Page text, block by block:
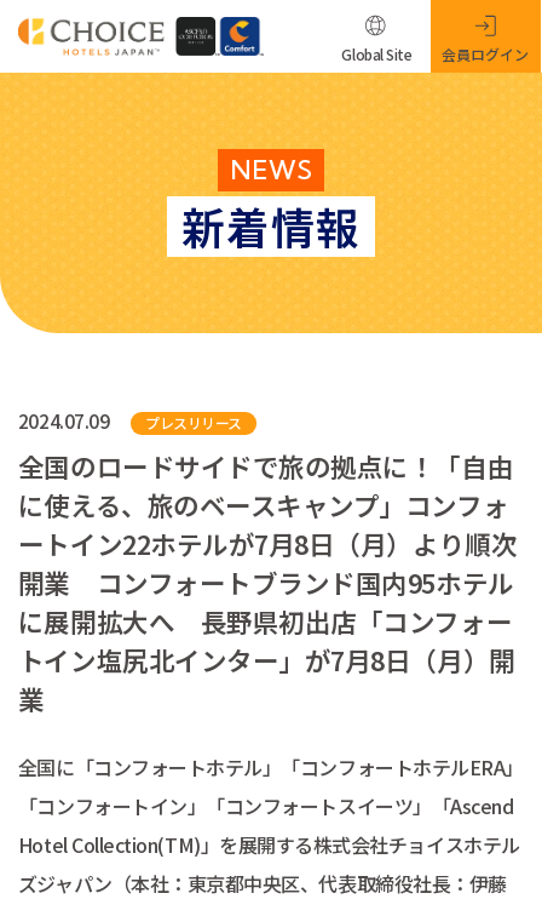
NEWS
新着情報
Global Site 会員ログイン
2024.07.09 プレスリリース
全国のロードサイドで旅の拠点に！「自由
に使える、旅のベースキャンプ」コンフォ
ートイン22ホテルが7月8日（月）より順次
開業 コンフォートブランド国内95ホテル
に展開拡大へ 長野県初出店「コンフォー
トイン塩尻北インター」が7月8日（月）開
業
全国に「コンフォートホテル」「コンフォートホテルERA」
「コンフォートイン」「コンフォートスイーツ」「Ascend
Hotel Collection(TM)」を展開する株式会社チョイスホテル
ズジャパン（本社：東京都中央区、代表取締役社長：伊藤